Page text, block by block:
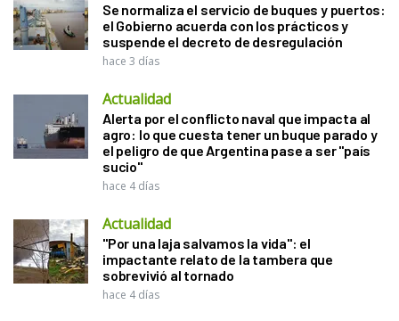
Se normaliza el servicio de buques y puertos:
el Gobierno acuerda con los prácticos y
suspende el decreto de desregulación
hace 3 días
Actualidad
Alerta por el conflicto naval que impacta al
agro: lo que cuesta tener un buque parado y
el peligro de que Argentina pase a ser "país
sucio"
hace 4 días
Actualidad
"Por una laja salvamos la vida": el
impactante relato de la tambera que
sobrevivió al tornado
hace 4 días